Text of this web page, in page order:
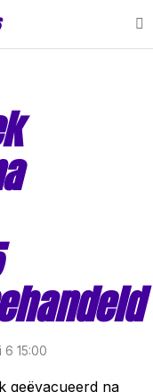
6 15:00